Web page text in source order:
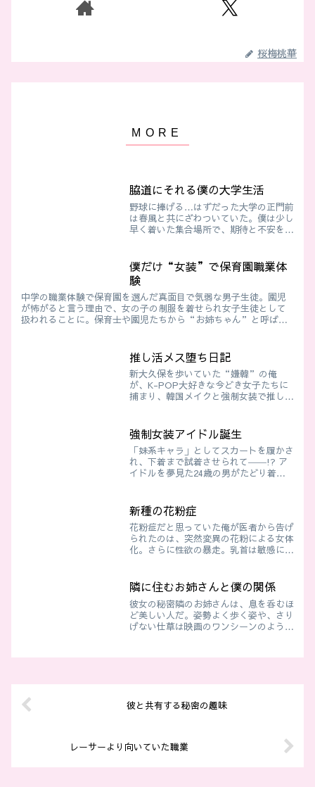
桜梅桃華
脇道にそれる僕の大学生活
野球に捧げる…はずだった大学の正門前
は春風と共にざわついていた。僕は少し
早く着いた集合場所で、期待と不安を胸
が、またここで始まる――そのはずだっ
た。けれど、そこに現れたの...
僕だけ“女装”で保育園職業体
験
中学の職業体験で保育園を選んだ真面目で気弱な男子生徒。園児
が怖がると言う理由で、女の子の制服を着せられ女子生徒として
扱われることに。保育士や園児たちから“お姉ちゃん”と呼ば
推し活メス堕ち日記
新大久保を歩いていた“嫌韓”の俺
が、K-POP大好きな今どき女子たちに
捕まり、韓国メイクと強制女装で推し活
く俺の物語。強制女装×恥辱×推し活調
教。
強制女装アイドル誕生
「妹系キャラ」としてスカートを履かさ
れ、下着まで試着させられて――!? ア
イドルを夢見た24歳の男がたどり着い
進められる、強制女装レッスンの幕開
け。
新種の花粉症
花粉症だと思っていた俺が医者から告げ
られたのは、突然変異の花粉による女体
化。さらに性欲の暴走。乳首は敏感に尖
が互いを求め、路地裏で元女性の男に唇
を奪われ、羞恥と悦びが混じる中、俺は
女として堕ちていく——
隣に住むお姉さんと僕の関係
彼女の秘密隣のお姉さんは、息を呑むほ
ど美しい人だ。姿勢よく歩く姿や、さり
げない仕草は映画のワンシーンのようだ
彼と共有する秘密の趣味
レーサーより向いていた職業